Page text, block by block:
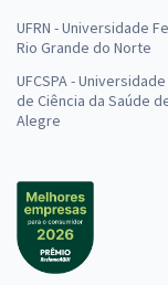
UFRN - Universidade
Rio Grande do Norte
UFCSPA -
de Ciência da Saúde
Alegre